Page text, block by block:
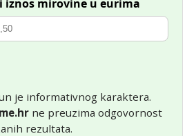
mirovine u eurima
je informativnog karaktera.
ne preuzima odgovornost
rezultata.